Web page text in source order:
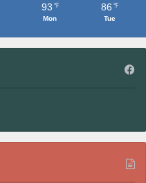
93 ℉
Mon
86 ℉
Tue